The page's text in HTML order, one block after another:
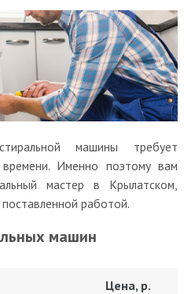
машины требует
Именно поэтому вам
мастер в Крылатском,
работой.
машин
Цена, р.